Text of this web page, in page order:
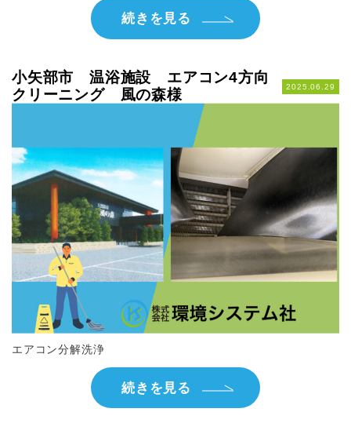
続きを見る
小矢部市 温浴施設 エアコン4方向
クリーニング 風の森様
2025.06.29
エアコン分解洗浄
続きを見る